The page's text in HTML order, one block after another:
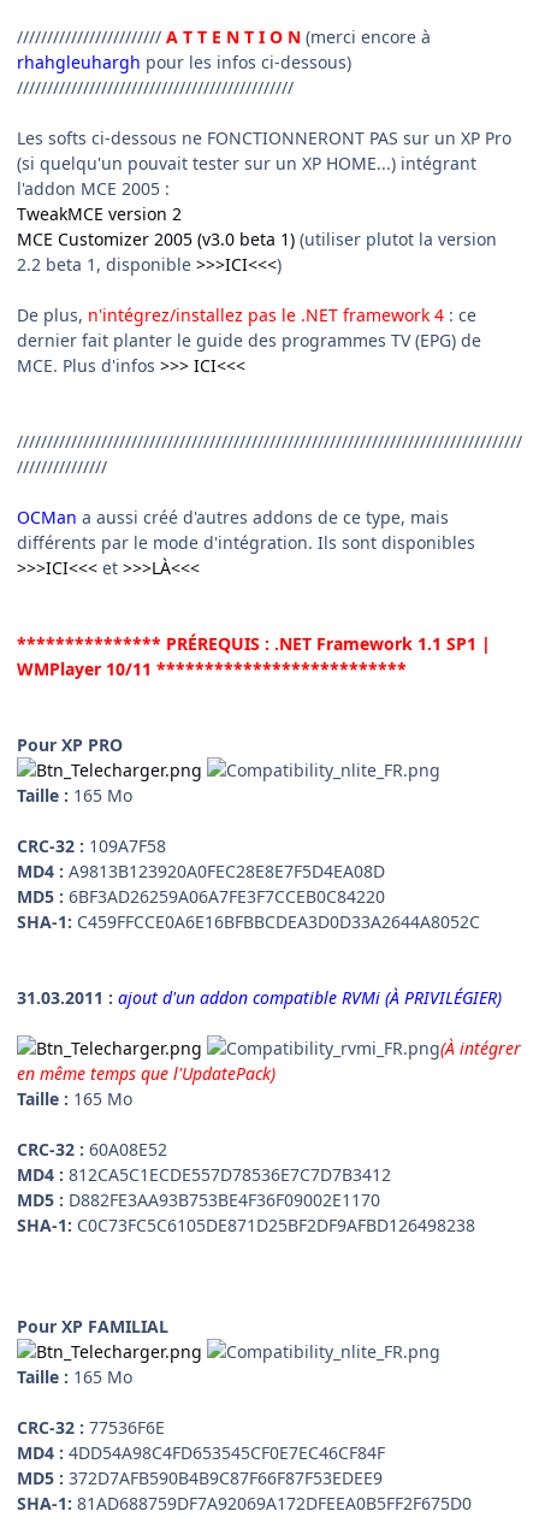
//////////////////////// A T T E N T I O N (merci encore à
rhahgleuhargh pour les infos ci-dessous)
//////////////////////////////////////////////
Les softs ci-dessous ne FONCTIONNERONT PAS sur un XP Pro
(si quelqu'un pouvait tester sur un XP HOME...) intégrant
l'addon MCE 2005 :
TweakMCE version 2
MCE Customizer 2005 (v3.0 beta 1) (utiliser plutot la version
2.2 beta 1, disponible >>>ICI<<<)
De plus, n'intégrez/installez pas le .NET framework 4 : ce
dernier fait planter le guide des programmes TV (EPG) de
MCE. Plus d'infos >>> ICI<<<
////////////////////////////////////////////////////////////////////////////////////
///////////////
OCMan a aussi créé d'autres addons de ce type, mais
différents par le mode d'intégration. Ils sont disponibles
>>>ICI<<< et >>>LÀ<<<
*************** PRÉREQUIS : .NET Framework 1.1 SP1 |
WMPlayer 10/11 **************************
Pour XP PRO
Taille : 165 Mo
CRC-32 : 109A7F58
MD4 : A9813B123920A0FEC28E8E7F5D4EA08D
MD5 : 6BF3AD26259A06A7FE3F7CCEB0C84220
SHA-1: C459FFCCE0A6E16BFBBCDEA3D0D33A2644A8052C
31.03.2011 : ajout d'un addon compatible RVMi (À PRIVILÉGIER)
(À intégrer
en même temps que l'UpdatePack)
Taille : 165 Mo
CRC-32 : 60A08E52
MD4 : 812CA5C1ECDE557D78536E7C7D7B3412
MD5 : D882FE3AA93B753BE4F36F09002E1170
SHA-1: C0C73FC5C6105DE871D25BF2DF9AFBD126498238
Pour XP FAMILIAL
Taille : 165 Mo
CRC-32 : 77536F6E
MD4 : 4DD54A98C4FD653545CF0E7EC46CF84F
MD5 : 372D7AFB590B4B9C87F66F87F53EDEE9
SHA-1: 81AD688759DF7A92069A172DFEEA0B5FF2F675D0